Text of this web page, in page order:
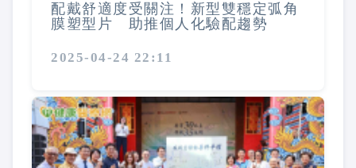
配戴舒適度受關注！新型雙穩定弧角
膜塑型片 助推個人化驗配趨勢
2025-04-24 22:11